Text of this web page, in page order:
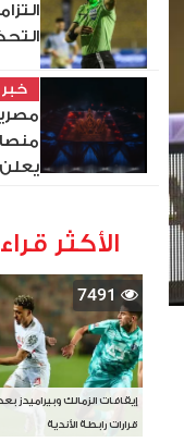
خبر
يعلن
الأكثر
7491
إيقافات الزمالك وبيراميدز
قرارات رابطة الأندية